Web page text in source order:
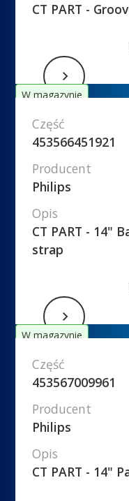
CT PART -
W magazynie
Część
453566451921
Producent
Philips
Opis
CT PART - 14"
strap
W magazynie
Część
453567009961
Producent
Philips
Opis
CT PART - 14"